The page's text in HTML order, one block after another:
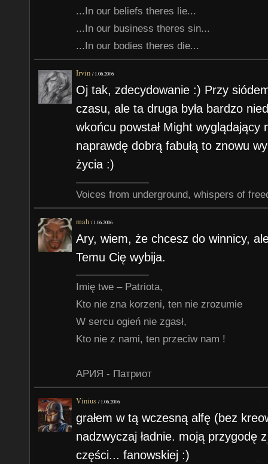
...In our beliefs theres lie...
...In our business theres sin...
...In our bodies theres die...
Irvin /1.06.2006
Oj tak, zdecydowanie :) Przy
czasu, ale ta druga była bardzo
wkońcu powstał Might wyglądający
naprawdę dobrą fabułą to znowu
życia :)
Voices from underground, whispers of
mah /1.06.2006
Ary, wiem, że chcesz do winnicy,
Temu Cię wybija.
Imię twe – Patriota,
Kto nie zna korzeni, ten nie zrozumie
W sercu ogień nie zgasł,
Kto nie z nami, ten przeciw nam !
АРИЯ - Патриот
Vinius /1.06.2006
grałem w tą wczesną alfę (bez
nadzwyczaj ładnie. moją przygodę
części... fanowskiej :)